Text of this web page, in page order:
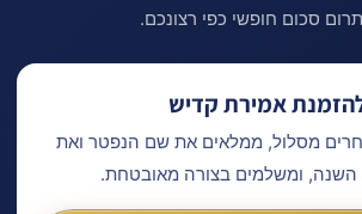
סכום חופשי כפי רצונכם.
אמירת קדיש
מסלול, ממלאים את שם הנפטר ואת
השנה, ומשלמים בצורה מאובטחת.